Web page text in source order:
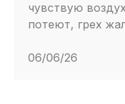
чувствую
потеют, грех
06/06/26